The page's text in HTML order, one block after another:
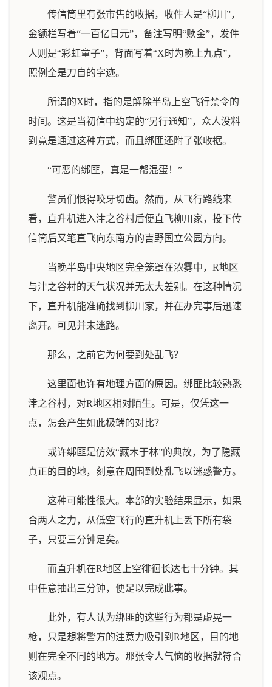
传信筒里有张市售的收据，收件人是“柳川”，
金额栏写着“一百亿日元”，备注写明“赎金”，发件
人则是“彩虹童子”，背面写着“X时为晚上九点”，
照例全是刀自的字迹。
所谓的X时，指的是解除半岛上空飞行禁令的
时间。这是当初信中约定的“另行通知”，众人没料
到竟是通过这种方式，而且绑匪还附了张收据。
“可恶的绑匪，真是一帮混蛋！”
警员们恨得咬牙切齿。然而，从飞行路线来
看，直升机进入津之谷村后便直飞柳川家，投下传
信筒后又笔直飞向东南方的吉野国立公园方向。
当晚半岛中央地区完全笼罩在浓雾中，R地区
与津之谷村的天气状况并无太大差别。在这种情况
下，直升机能准确找到柳川家，并在办完事后迅速
离开。可见并未迷路。
那么，之前它为何要到处乱飞？
这里面也许有地理方面的原因。绑匪比较熟悉
津之谷村，对R地区相对陌生。可是，仅凭这一
点，怎会产生如此极端的对比？
或许绑匪是仿效“藏木于林”的典故，为了隐藏
真正的目的地，刻意在周围到处乱飞以迷惑警方。
这种可能性很大。本部的实验结果显示，如果
合两人之力，从低空飞行的直升机上丢下所有袋
子，只要三分钟足矣。
而直升机在R地区上空徘徊长达七十分钟。其
中任意抽出三分钟，便足以完成此事。
此外，有人认为绑匪的这些行为都是虚晃一
枪，只是想将警方的注意力吸引到R地区，目的地
则在完全不同的地方。那张令人气恼的收据就符合
该观点。